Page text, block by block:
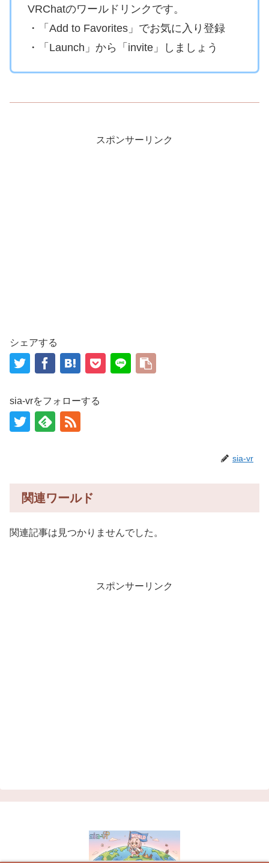
VRChatのワールドリンクです。
・「Add to Favorites」でお気に入り登録
・「Launch」から「invite」しましょう
スポンサーリンク
シェアする
sia-vrをフォローする
sia-vr
関連ワールド
関連記事は見つかりませんでした。
スポンサーリンク